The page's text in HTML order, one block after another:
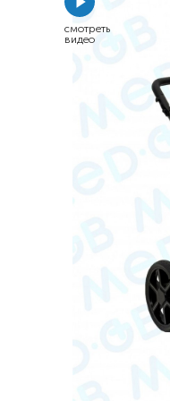
смотреть
видео